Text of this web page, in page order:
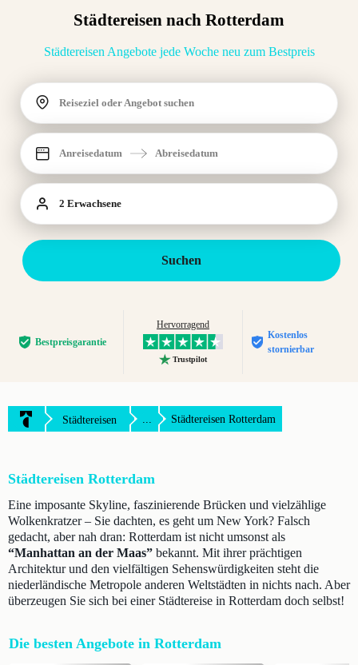
Städtereisen nach Rotterdam
Städtereisen Angebote jede Woche neu zum Bestpreis
Reiseziel oder Angebot suchen
Anreisedatum Abreisedatum
2 Erwachsene
Suchen
Bestpreis­garantie
Hervorragend
Trustpilot
Kostenlos
stornierbar
Städtereisen ... Städtereisen Rotterdam
Städtereisen Rotterdam
Eine imposante Skyline, faszinierende Brücken und vielzählige
Wolkenkratzer – Sie dachten, es geht um New York? Falsch
gedacht, aber nah dran: Rotterdam ist nicht umsonst als
“Manhattan an der Maas” bekannt. Mit ihrer prächtigen
Architektur und den vielfältigen Sehenswürdigkeiten steht die
niederländische Metropole anderen Weltstädten in nichts nach. Aber
überzeugen Sie sich bei einer Städtereise in Rotterdam doch selbst!
Die besten Angebote in Rotterdam